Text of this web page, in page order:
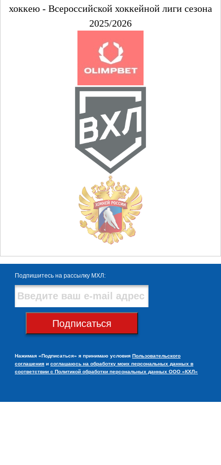
хоккею - Всероссийской хоккейной лиги сезона
2025/2026
Подпишитесь на рассылку МХЛ:
Подписаться
Нажимая «Подписаться» я принимаю условия Пользовательского
соглашения и соглашаюсь на обработку моих персональных данных в
соответствии с Политикой обработки персональных данных ООО «КХЛ»